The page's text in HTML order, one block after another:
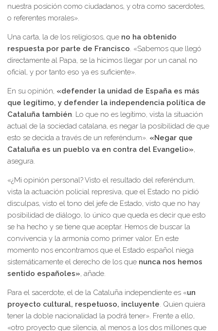
nuestra posición como ciudadanos, y otra como sacerdotes,
o referentes morales».
Una carta, la de los religiosos, que no ha obtenido
respuesta por parte de Francisco. «Sabemos que llegó
directamente al Papa, se la hicimos llegar por un canal no
oficial, y por tanto eso ya es suficiente».
En su opinión, «defender la unidad de España es más
que legítimo, y defender la independencia política de
Cataluña también. Lo que no es legítimo, vista la situación
actual de la sociedad catalana, es negar la posibilidad de que
esto se decida a través de un referéndum». «Negar que
Cataluña es un pueblo va en contra del Evangelio»,
asegura.
«¿Mi opinión personal? Visto el resultado del referéndum,
vista la actuación policial represiva, que el Estado no pidió
disculpas, visto el tono del jefe de Estado, visto que no hay
posibilidad de diálogo, lo único que queda es decir que esto
se ha hecho y se tiene que aceptar. Hemos de buscar la
convivencia y la armonía como primer valor. En este
momento nos encontramos que el Estado español niega
sistemáticamente el derecho de los que nunca nos hemos
sentido españoles», añade.
Para el sacerdote, el de la Cataluña independiente es «un
proyecto cultural, respetuoso, incluyente. Quien quiera
tener la doble nacionalidad la podrá tener». Frente a ello,
«otro proyecto que silencia, al menos a los dos millones que